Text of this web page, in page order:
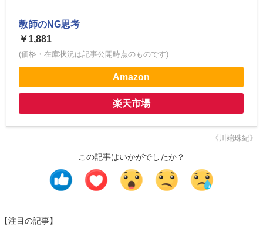
教師のNG思考
￥1,881
(価格・在庫状況は記事公開時点のものです)
Amazon
楽天市場
《川端珠紀》
この記事はいかがでしたか？
【注目の記事】